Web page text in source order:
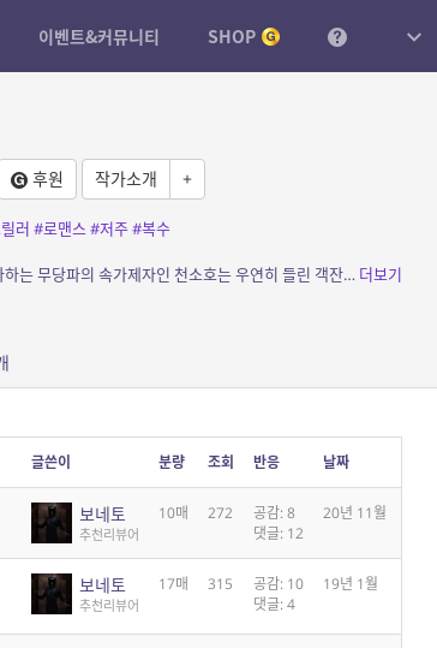
이벤트&커뮤니티 SHOP
후원 작가소개 +
러 #로맨스#저주#복수
소개: 차와 독은 한 끗 차이라, 사람을 살리고 사람을 죽인다. 차를 좋아하는 무당파의 속가제자인 천소호는 우연히 들린 객잔에서 모종의 일행들과 조우하게 되고 자신 처럼 차를 좋아하는 요... 더보기
글쓴이 분량 조회 반응 날짜
보네토
추천리뷰어
10매 272
공감: 8
댓글: 12
20년 11월
보네토
추천리뷰어
17매 315
공감: 10
댓글: 4
19년 1월